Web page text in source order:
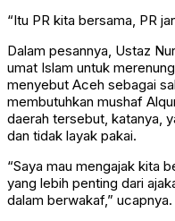
“Itu PR kita bersama, PR
Dalam pesannya, Ustaz
umat Islam untuk
menyebut Aceh sebagai
membutuhkan mushaf
daerah tersebut, katanya,
dan tidak layak pakai.
“Saya mau mengajak kita
yang lebih penting dari
dalam berwakaf,” ucapnya.